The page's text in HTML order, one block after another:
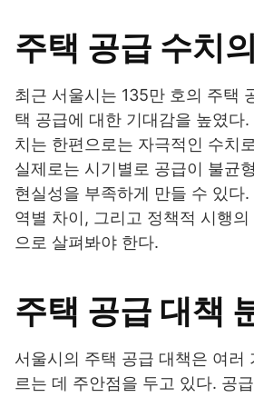
주택 공급 수치
최근 서울시는 135만 호의 주택
택 공급에 대한 기대감을 높였다
치는 한편으로는 자극적인 수치
실제로는 시기별로 공급이 불균
현실성을 부족하게 만들 수 있다
역별 차이, 그리고 정책적 시행
으로 살펴봐야 한다.
주택 공급 대책
서울시의 주택 공급 대책은 여러
르는 데 주안점을 두고 있다. 공